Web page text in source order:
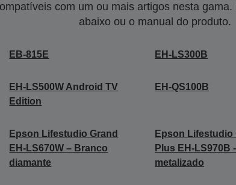
com um ou mais artigos nesta
abaixo ou o manual do produto.
EB-815E EH-LS300B
EH-LS500W Android TV
Edition
EH-QS100B
Epson Lifestudio Grand
EH-LS670W – Branco
diamante
Epson Lifestudio
Plus EH-LS970B
metalizado